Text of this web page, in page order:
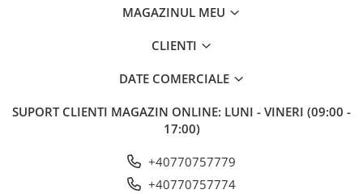
MAGAZINUL MEU
CLIENTI
DATE COMERCIALE
SUPORT CLIENTI MAGAZIN ONLINE: LUNI - VINERI (09:00 -
17:00)
+40770757779
+40770757774